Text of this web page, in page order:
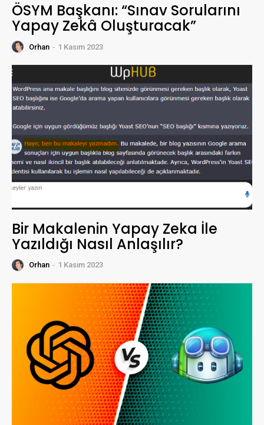
ÖSYM Başkanı: “Sınav Sorularını
Yapay Zekâ Oluşturacak”
Orhan - 1 Kasım 2023
Bir Makalenin Yapay Zeka İle
Yazıldığı Nasıl Anlaşılır?
Orhan - 1 Kasım 2023